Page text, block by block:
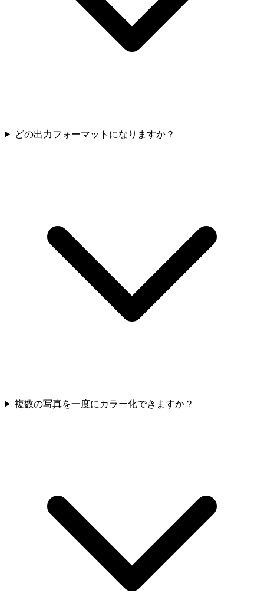
どの出力フォーマットになりますか？
複数の写真を一度にカラー化できますか？